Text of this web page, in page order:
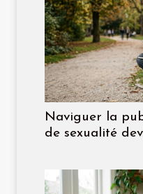
Naviguer la
de sexualité